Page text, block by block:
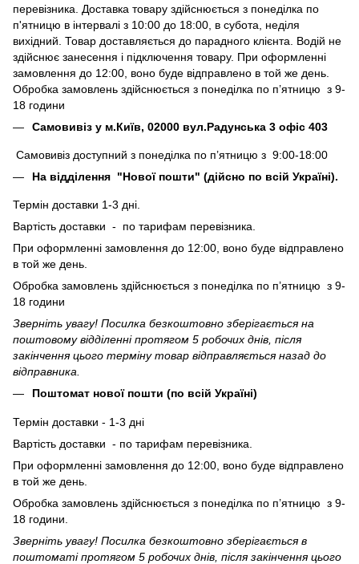
перевізника. Доставка товару здійснюється з понеділка по
п'ятницю в інтервалі з 10:00 до 18:00, в субота, неділя
вихідний. Товар доставляється до парадного клієнта. Водій не
здійснює занесення і підключення товару. При оформленні
замовлення до 12:00, воно буде відправлено в той же день.
Обробка замовлень здійснюється з понеділка по п’ятницю з 9-
18 години
Самовивіз у м.Київ, 02000 вул.Радунська 3 офіс 403
Самовивіз доступний з понеділка по п’ятницю з 9:00-18:00
На відділення "Нової пошти" (дійсно по всій Україні).
Термін доставки 1-3 дні.
Вартість доставки - по тарифам перевізника.
При оформленні замовлення до 12:00, воно буде відправлено
в той же день.
Обробка замовлень здійснюється з понеділка по п’ятницю з 9-
18 години
Зверніть увагу! Посилка безкоштовно зберігається на
поштовому відділенні протягом 5 робочих днів, після
закінчення цього терміну товар відправляється назад до
відправника.
Поштомат нової пошти (по всій Україні)
Термін доставки - 1-3 дні
Вартість доставки - по тарифам перевізника.
При оформленні замовлення до 12:00, воно буде відправлено
в той же день.
Обробка замовлень здійснюється з понеділка по п’ятницю з 9-
18 години.
Зверніть увагу! Посилка безкоштовно зберігається в
поштоматі протягом 5 робочих днів, після закінчення цього